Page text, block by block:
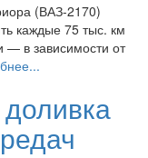
(ВАЗ-2170)
каждые 75 тыс. км
— в зависимости от